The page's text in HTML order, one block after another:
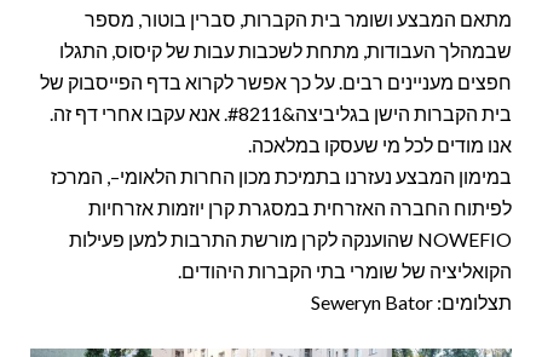
מתאם המבצע ושומר בית הקברות, סברין בוטור, מספר
שבמהלך העבודות, מתחת לשכבות עבות של קיסוס, התגלו
חפצים מעניינים רבים. על כך אפשר לקרוא בדף הפייסבוק של
בית הקברות הישן בגליביצה&#8211. אנא עקבו אחרי דף זה.
אנו מודים לכל מי שעסקו במלאכה.
במימון המבצע נעזרנו בתמיכת מכון החרות הלאומי–, המרכז
לפיתוח החברה האזרחית במסגרת קרן יוזמות אזרחיות
NOWEFIO שהוענקה לקרן מורשת התרבות למען פעילות
הקואליציה של שומרי בתי הקברות היהודים.
תצלומים: Seweryn Bator